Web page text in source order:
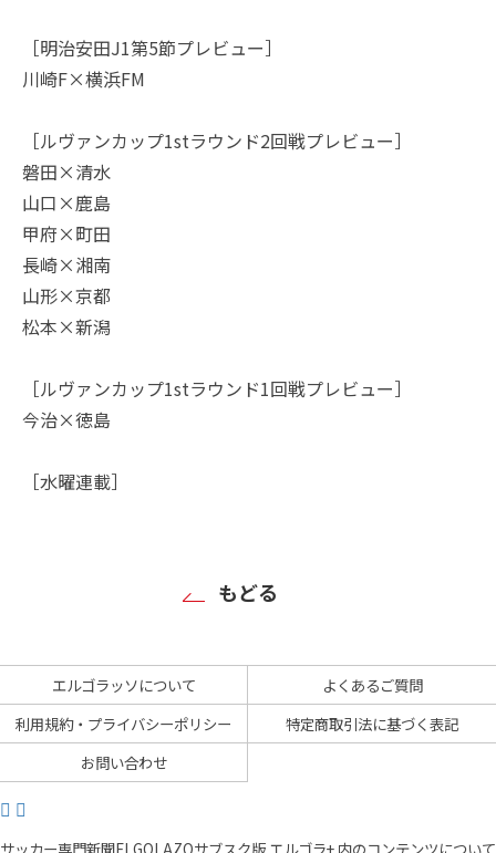
［明治安田J1第5節プレビュー］
川崎F×横浜FM
［ルヴァンカップ1stラウンド2回戦プレビュー］
磐田×清水
山口×鹿島
甲府×町田
長崎×湘南
山形×京都
松本×新潟
［ルヴァンカップ1stラウンド1回戦プレビュー］
今治×徳島
［水曜連載］
もどる
エルゴラッソについて
よくあるご質問
利用規約・プライバシーポリシー
特定商取引法に基づく表記
お問い合わせ
サッカー専門新聞ELGOLAZOサブスク版 エルゴラ+ 内のコンテンツについて